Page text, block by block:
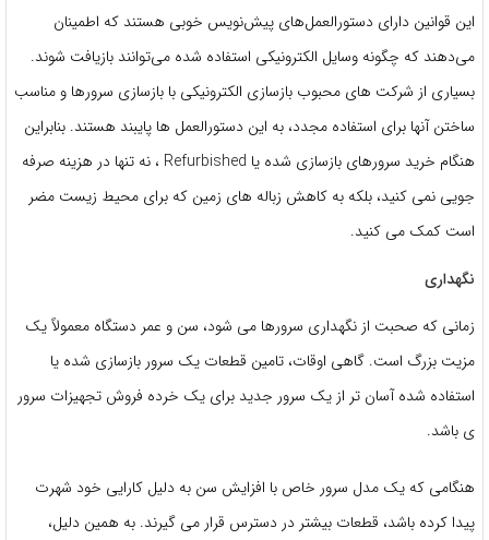
این قوانین دارای دستورالعمل‌های پیش‌نویس خوبی هستند که اطمینان
می‌دهند که چگونه وسایل الکترونیکی استفاده شده می‌توانند بازیافت شوند.
بسیاری از شرکت های محبوب بازسازی الکترونیکی با بازسازی سرورها و مناسب
ساختن آنها برای استفاده مجدد، به این دستورالعمل ها پایبند هستند. بنابراین
هنگام خرید سرورهای بازسازی شده یا Refurbished ، نه تنها در هزینه صرفه
جویی نمی کنید، بلکه به کاهش زباله های زمین که برای محیط زیست مضر
است کمک می کنید.
نگهداری
زمانی که صحبت از نگهداری سرورها می شود، سن و عمر دستگاه معمولاً یک
مزیت بزرگ است. گاهی اوقات، تامین قطعات یک سرور بازسازی شده یا
استفاده شده آسان تر از یک سرور جدید برای یک خرده فروش تجهیزات سرور
ی باشد.
هنگامی که یک مدل سرور خاص با افزایش سن به دلیل کارایی خود شهرت
پیدا کرده باشد، قطعات بیشتر در دسترس قرار می گیرند. به همین دلیل،